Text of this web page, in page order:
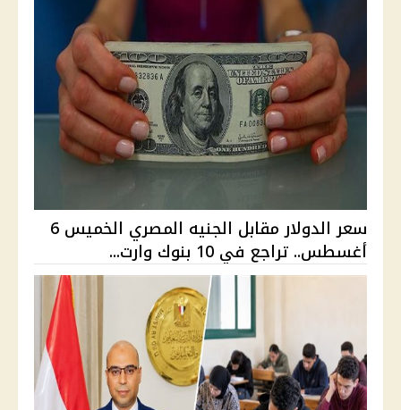
سعر الدولار مقابل الجنيه المصري الخميس 6
أغسطس.. تراجع في 10 بنوك وارت...